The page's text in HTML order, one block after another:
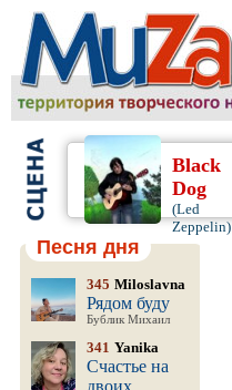
Black
Dog
(Led
Zeppelin)
Песня дня
345 Miloslavna
Рядом буду
Бублик Михаил
341 Yanika
Счастье на
двоих